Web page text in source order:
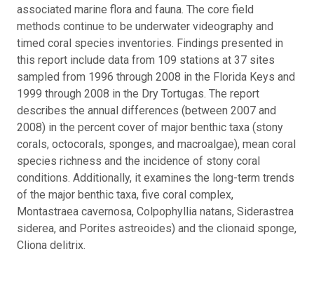
associated marine flora and fauna. The core field
methods continue to be underwater videography and
timed coral species inventories. Findings presented in
this report include data from 109 stations at 37 sites
sampled from 1996 through 2008 in the Florida Keys and
1999 through 2008 in the Dry Tortugas. The report
describes the annual differences (between 2007 and
2008) in the percent cover of major benthic taxa (stony
corals, octocorals, sponges, and macroalgae), mean coral
species richness and the incidence of stony coral
conditions. Additionally, it examines the long-term trends
of the major benthic taxa, five coral complex,
Montastraea cavernosa, Colpophyllia natans, Siderastrea
siderea, and Porites astreoides) and the clionaid sponge,
Cliona delitrix.